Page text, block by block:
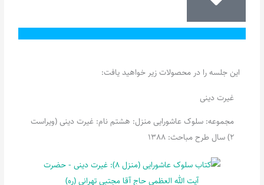
این جلسه را در محصولات زیر خواهید یافت:
غیرت دینی
مجموعه: سلوک عاشورایی منزل: هشتم نام: غیرت دینی (ویراست
2) سال طرح مباحث: 1388